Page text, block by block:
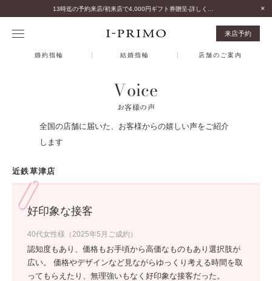
来店予約
婚約指輪 結婚指輪 店舗のご案内
Voice
お客様の声
全国の店舗に届いた、お客様からの嬉しい声をご紹介
します
近鉄草津店
好印象な接客
40代女性様（2025年5月ご成約）
認知度もあり、価格もお手頃から高価なものもあり選択肢が
広い。 価格やデザインなど見ながらゆっくり考える時間を取
ってもらえたり、無理強いもなく好印象な接客だった。